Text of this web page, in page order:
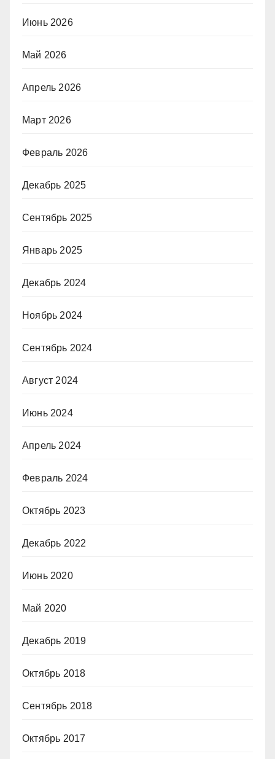
Июнь 2026
Май 2026
Апрель 2026
Март 2026
Февраль 2026
Декабрь 2025
Сентябрь 2025
Январь 2025
Декабрь 2024
Ноябрь 2024
Сентябрь 2024
Август 2024
Июнь 2024
Апрель 2024
Февраль 2024
Октябрь 2023
Декабрь 2022
Июнь 2020
Май 2020
Декабрь 2019
Октябрь 2018
Сентябрь 2018
Октябрь 2017